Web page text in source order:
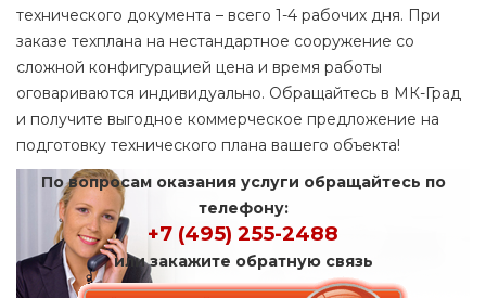
технического документа – всего 1-4 рабочих дня. При
заказе техплана на нестандартное сооружение со
сложной конфигурацией цена и время работы
оговариваются индивидуально. Обращайтесь в МК-Град
и получите выгодное коммерческое предложение на
подготовку технического плана вашего объекта!
По вопросам оказания услуги обращайтесь по
телефону:
+7 (495) 255-2488
или закажите обратную связь